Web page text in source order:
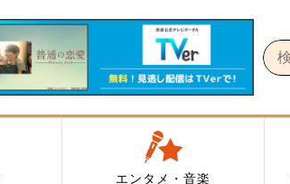
エンタメ・音楽